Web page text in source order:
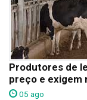
Produtores de
preço e exigem
05 ago